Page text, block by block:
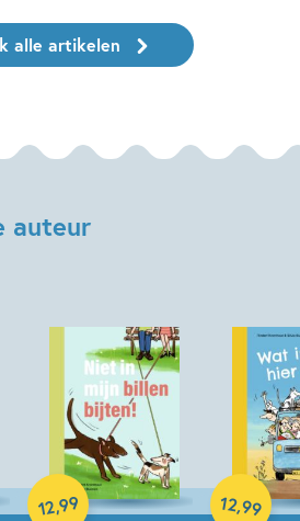
alle artikelen
auteur
12,99
Hardcover 12,99
Hardcover